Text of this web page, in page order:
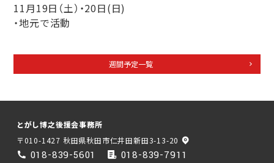
11月19日（土）・20日(日)
・地元で活動
週間予定一覧
とがし博之後援会事務所
〒010-1427 秋田県秋田市仁井田新田3-13-20
018-839-5601 018-839-7911